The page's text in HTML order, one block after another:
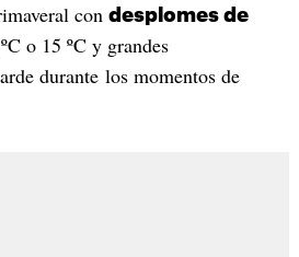
con desplomes de
o 15 ºC y grandes
durante los momentos de